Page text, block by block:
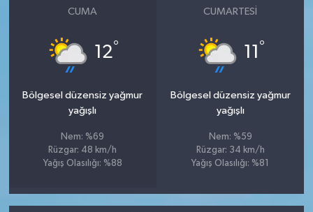
CUMA
12°
Bölgesel düzensiz yağmur
yağışlı
Nem: %69
Rüzgar: 48 km/h
Yağış Olasılığı: %88
CUMARTESI
11 °
Bölgesel düzensiz yağmur
yağışlı
Nem: %59
Rüzgar: 34 km/h
Yağış Olasılığı: %81